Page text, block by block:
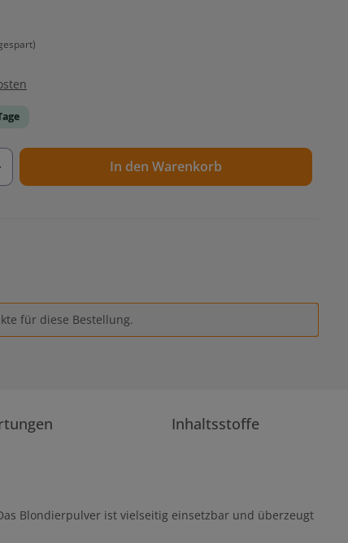
gewünschten Wert ein oder
In den Warenkorb
für diese Bestellung.
Inhaltsstoffe
Blondierpulver ist vielseitig einsetzbar und überzeugt